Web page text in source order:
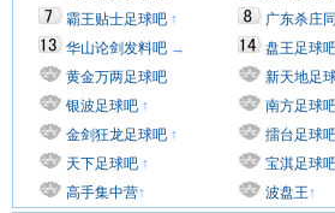
霸王贴士足球吧 ↑
华山论剑发料吧 →
黄金万两足球吧
银波足球吧 ↑
金剑狂龙足球吧 ↑
天下足球吧 ↑
高手集中营↑
广东杀庄
盘王足球
新天地足
南方足球
擂台足球
宝淇足球
波盘王↑